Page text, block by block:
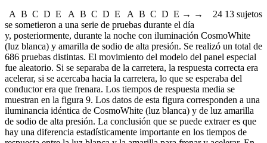
A B C D E A B C D E A B C D E → → 24 13 sujetos
se sometieron a una serie de pruebas durante el día
y, posteriormente, durante la noche con iluminación CosmoWhite
(luz blanca) y amarilla de sodio de alta presión. Se realizó un total de
686 pruebas distintas. El movimiento del modelo del panel especial
fue aleatorio. Si se separaba de la carretera, la respuesta correcta era
acelerar, si se acercaba hacia la carretera, lo que se esperaba del
conductor era que frenara. Los tiempos de respuesta media se
muestran en la figura 9. Los datos de esta figura corresponden a una
iluminancia idéntica de CosmoWhite (luz blanca) y de luz amarilla
de sodio de alta presión. La conclusión que se puede extraer es que
hay una diferencia estadísticamente importante en los tiempos de